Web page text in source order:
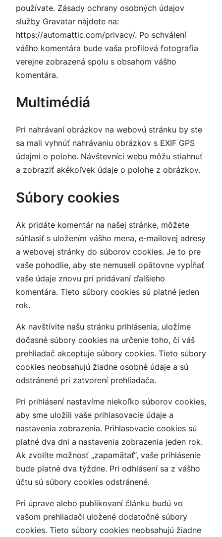
používate. Zásady ochrany osobných údajov
služby Gravatar nájdete na:
https://automattic.com/privacy/. Po schválení
vášho komentára bude vaša profilová fotografia
verejne zobrazená spolu s obsahom vášho
komentára.
Multimédiá
Pri nahrávaní obrázkov na webovú stránku by ste
sa mali vyhnúť nahrávaniu obrázkov s EXIF GPS
údajmi o polohe. Návštevníci webu môžu stiahnuť
a zobraziť akékoľvek údaje o polohe z obrázkov.
Súbory cookies
Ak pridáte komentár na našej stránke, môžete
súhlasiť s uložením vášho mena, e-mailovej adresy
a webovej stránky do súborov cookies. Je to pre
vaše pohodlie, aby ste nemuseli opätovne vypĺňať
vaše údaje znovu pri pridávaní ďalšieho
komentára. Tieto súbory cookies sú platné jeden
rok.
Ak navštívite našu stránku prihlásenia, uložíme
dočasné súbory cookies na určenie toho, či váš
prehliadač akceptuje súbory cookies. Tieto súbory
cookies neobsahujú žiadne osobné údaje a sú
odstránené pri zatvorení prehliadača.
Pri prihlásení nastavíme niekoľko súborov cookies,
aby sme uložili vaše prihlasovacie údaje a
nastavenia zobrazenia. Prihlasovacie cookies sú
platné dva dni a nastavenia zobrazenia jeden rok.
Ak zvolíte možnosť „zapamätať“, vaše prihlásenie
bude platné dva týždne. Pri odhlásení sa z vášho
účtu sú súbory cookies odstránené.
Pri úprave alebo publikovaní článku budú vo
vašom prehliadači uložené dodatočné súbory
cookies. Tieto súbory cookies neobsahujú žiadne